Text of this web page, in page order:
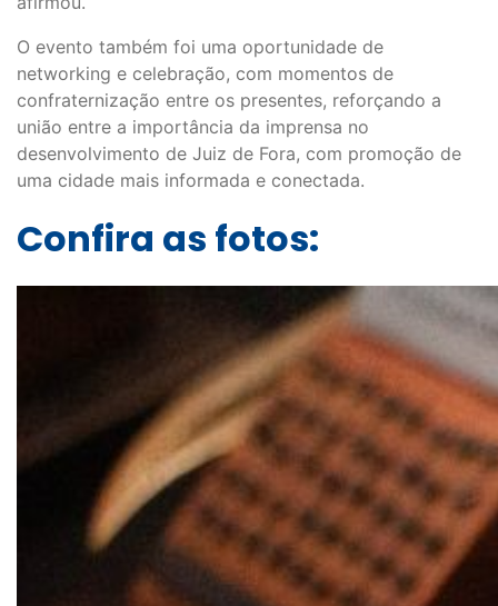
O evento também foi uma oportunidade de
networking e celebração, com momentos de
confraternização entre os presentes, reforçando a
união entre a importância da imprensa no
desenvolvimento de Juiz de Fora, com promoção de
uma cidade mais informada e conectada.
Confira as fotos: